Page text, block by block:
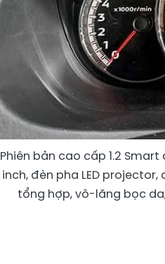
Phiên bản cao cấp 1.2
inch, đèn pha LED
tổng hợp, vô-lăng bọc